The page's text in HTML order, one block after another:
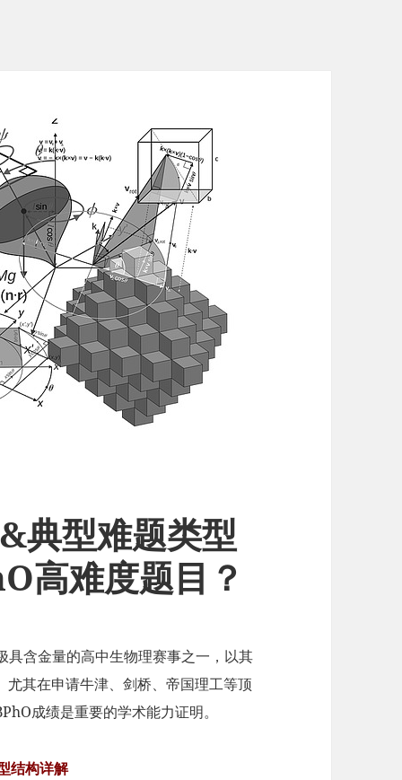
典型难题类型
高难度题目？
具含金量的高中生物理赛事之一，以其
尤其在申请牛津、剑桥、帝国理工等顶
成绩是重要的学术能力证明。
结构详解